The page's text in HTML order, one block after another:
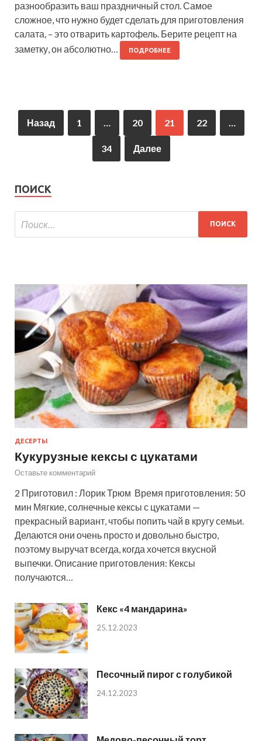
разнообразить ваш праздничный стол. Самое
сложное, что нужно будет сделать для приготовления
салата, – это отварить картофель. Берите рецепт на
заметку, он абсолютно…
ПОДРОБНЕЕ
Назад 1 … 20 21 22 …
34 Далее
ПОИСК
ДЕСЕРТЫ
Кукурузные кексы с цукатами
Оставьте комментарий
2 Приготовил : Лорик Трюм Время приготовления: 50
мин Мягкие, солнечные кексы с цукатами —
прекрасный вариант, чтобы попить чай в кругу семьи.
Делаются они очень просто и довольно быстро,
поэтому выручат всегда, когда хочется вкусной
выпечки. Описание приготовления: Кексы
получаются…
Кекс «4 мандарина»
25.12.2023
Песочный пирог с голубикой
24.12.2023